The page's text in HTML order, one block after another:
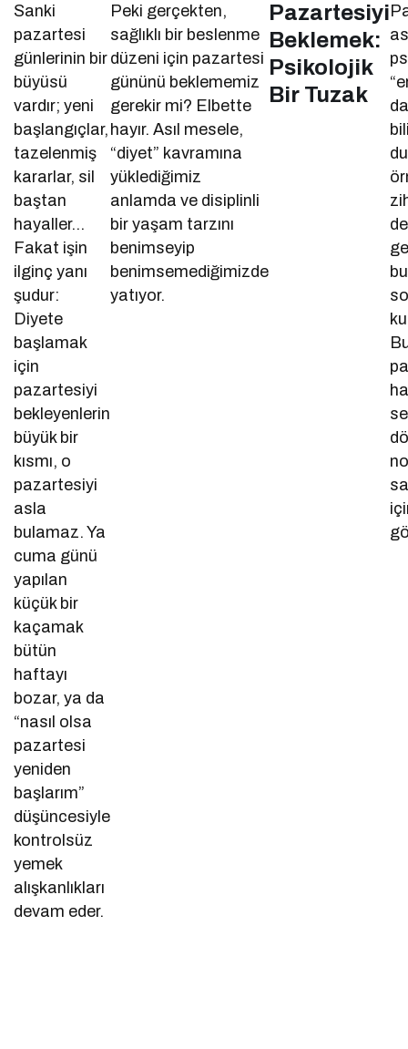
Sanki
pazartesi
günlerinin bir
büyüsü
vardır; yeni
başlangıçlar,
tazelenmiş
kararlar, sil
baştan
hayaller…
Fakat işin
ilginç yanı
şudur:
Diyete
başlamak
için
pazartesiyi
bekleyenlerin
büyük bir
kısmı, o
pazartesiyi
asla
bulamaz. Ya
cuma günü
yapılan
küçük bir
kaçamak
bütün
haftayı
bozar, ya da
“nasıl olsa
pazartesi
yeniden
başlarım”
düşüncesiyle
kontrolsüz
yemek
alışkanlıkları
devam eder.
Peki gerçekten,
sağlıklı bir beslenme
düzeni için pazartesi
gününü beklememiz
gerekir mi? Elbette
hayır. Asıl mesele,
“diyet” kavramına
yüklediğimiz
anlamda ve disiplinli
bir yaşam tarzını
benimseyip
benimsemediğimizde
yatıyor.
Pazartesiyi
Beklemek:
Psikolojik
Bir Tuzak